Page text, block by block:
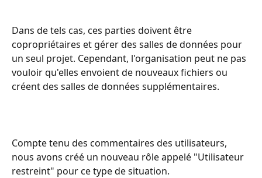
Dans de tels cas, ces parties doivent être
copropriétaires et gérer des salles de données pour
un seul projet. Cependant, l'organisation peut ne pas
vouloir qu'elles envoient de nouveaux fichiers ou
créent des salles de données supplémentaires.
Compte tenu des commentaires des utilisateurs,
nous avons créé un nouveau rôle appelé "Utilisateur
restreint" pour ce type de situation.